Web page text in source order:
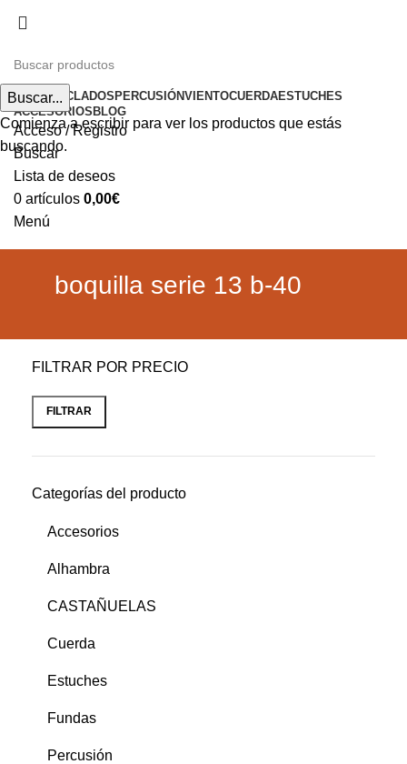
INICIOTECLADOSPERCUSIÓNVIENTOCUERDAESTUCHES
ACCESORIOSBLOG
Acceso / Registro
Buscar
Lista de deseos
0 artículos 0,00€
Menú
artículos €
boquilla serie 13 b-40
FILTRAR POR PRECIO
FILTRAR
Categorías del producto
Accesorios
Alhambra
CASTAÑUELAS
Cuerda
Estuches
Fundas
Percusión
Buscar...
Comienza a escribir para ver los productos que estás
buscando.